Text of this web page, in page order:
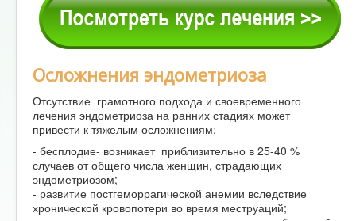
Осложнения эндометриоза
Отсутствие грамотного подхода и своевременного
лечения эндометриоза на ранних стадиях может
привести к тяжелым осложнениям:
- бесплодие- возникает приблизительно в 25-40 %
случаев от общего числа женщин, страдающих
эндометриозом;
- развитие постгеморрагической анемии вследствие
хронической кровопотери во время меструаций;